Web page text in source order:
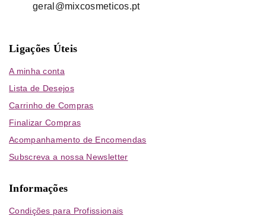
geral@mixcosmeticos.pt
Ligações Úteis
A minha conta
Lista de Desejos
Carrinho de Compras
Finalizar Compras
Acompanhamento de Encomendas
Subscreva a nossa Newsletter
Informações
Condições para Profissionais